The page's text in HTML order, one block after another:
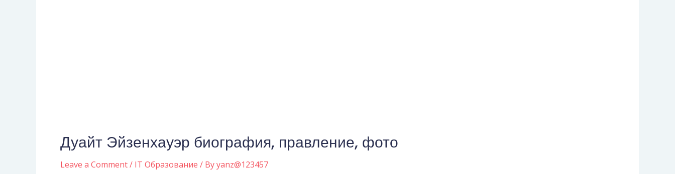
Дуайт Эйзенхауэр биография, правление, фото
Leave a Comment/ IT Образование / Byyanz@123457
Дуайт
Эйзенхауэр
биография,